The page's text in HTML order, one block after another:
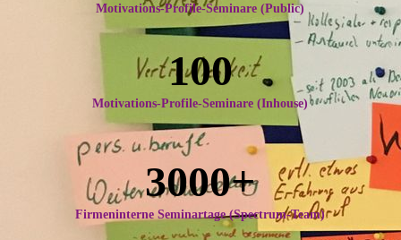
Motivations-Profile-Seminare (Public)
100
Motivations-Profile-Seminare (Inhouse)
3000+
Firmeninterne Seminartage (Spectrum-Team)